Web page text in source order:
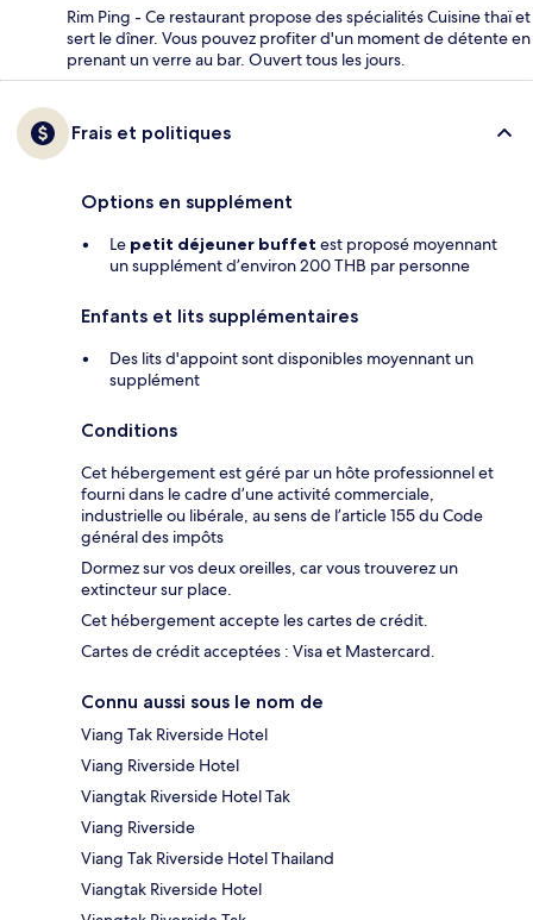
Rim Ping - Ce restaurant propose des spécialités Cuisine thaï et
sert le dîner. Vous pouvez profiter d'un moment de détente en
prenant un verre au bar. Ouvert tous les jours.
Frais et politiques
Options en supplément
Le petit déjeuner buffet est proposé moyennant
un supplément d’environ 200 THB par personne
Enfants et lits supplémentaires
Des lits d'appoint sont disponibles moyennant un
supplément
Conditions
Cet hébergement est géré par un hôte professionnel et
fourni dans le cadre d’une activité commerciale,
industrielle ou libérale, au sens de l’article 155 du Code
général des impôts
Dormez sur vos deux oreilles, car vous trouverez un
extincteur sur place.
Cet hébergement accepte les cartes de crédit.
Cartes de crédit acceptées : Visa et Mastercard.
Connu aussi sous le nom de
Viang Tak Riverside Hotel
Viang Riverside Hotel
Viangtak Riverside Hotel Tak
Viang Riverside
Viang Tak Riverside Hotel Thailand
Viangtak Riverside Hotel